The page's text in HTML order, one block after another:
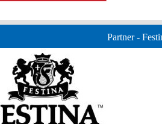
Partner -